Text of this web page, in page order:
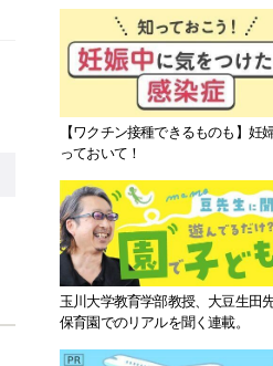
【ワクチン接種できるものも】妊
っておいて！
玉川大学教育学部教授、大豆生田
保育園でのリアルを聞く連載。